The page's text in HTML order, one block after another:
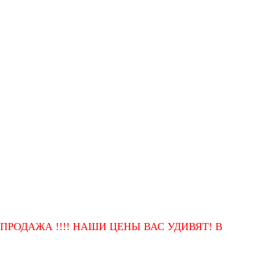
!!!! НАШИ ЦЕНЫ ВАС УДИВЯТ! ВЫСОКОЕ